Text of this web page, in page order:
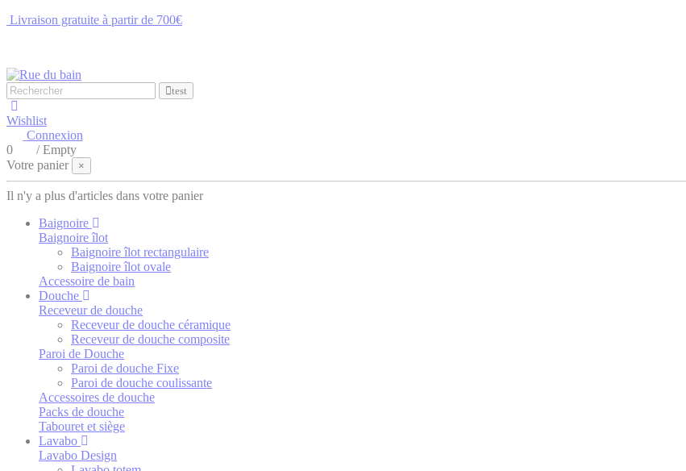
Livraison gratuite à partir de 700€
test
Wishlist
Connexion
0
/Empty
Votre panier
×
Il n'y a plus d'articles dans votre panier
Baignoire
Baignoire îlot
Baignoire îlot rectangulaire
Baignoire îlot ovale
Accessoire de bain
Douche
Receveur de douche
Receveur de douche céramique
Receveur de douche composite
Paroi de Douche
Paroi de douche Fixe
Paroi de douche coulissante
Accessoires de douche
Packs de douche
Tabouret et siège
Lavabo
Lavabo Design